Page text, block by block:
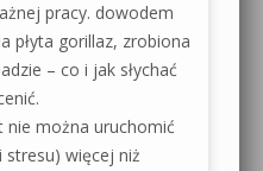
pracy. dowodem
płyta gorillaz, zrobiona
– co i jak słychać
nie można uruchomić
stresu) więcej niż